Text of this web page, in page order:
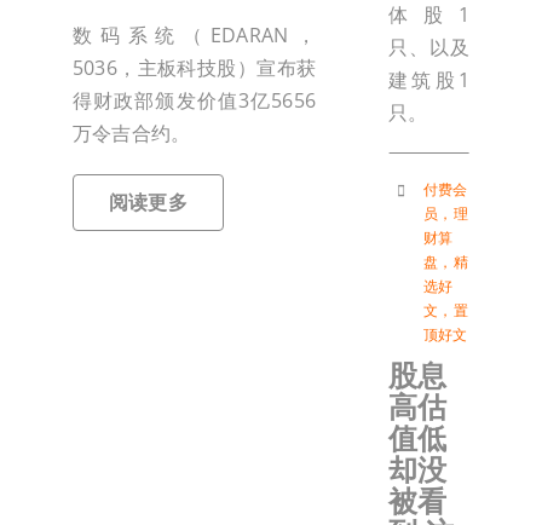
数码系统（EDARAN，
5036，主板科技股）宣布获
得财政部颁发价值3亿5656
万令吉合约。
阅读更多
体股1
只、以及
建筑股1
只。
付费会
员 ， 理
财算
盘 ， 精
选好
文 ， 置
顶好文
股息
高估
值低
却没
被看